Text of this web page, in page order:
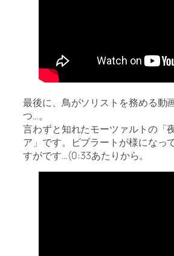
最後に、鳥がソリストを務める動
つ…。
言わずと知れたモーツァルトの「
ア」です。ビブラートが様になっ
すがです…(0:33あたりから。